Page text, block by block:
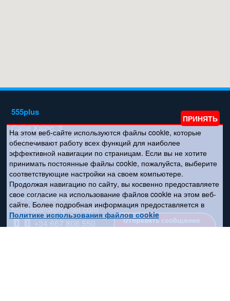
555plus
Calle Xaloc, 3
Benidorm (Alicante)
03570, España
Контакты
+34 667 808 550
555espana@gmail.com
Отправить сообщение
На этом веб-сайте используются файлы cookie, которые
обеспечивают работу всех функций для наиболее
эффективной навигации по страницам. Если вы не хотите
принимать постоянные файлы cookie, пожалуйста, выберите
соответствующие настройки на своем компьютере.
Продолжая навигацию по сайту, вы косвенно предоставляете
свое согласие на использование файлов cookie на этом веб-
сайте. Более подробная информация предоставляется в
Политике использования файлов сookie